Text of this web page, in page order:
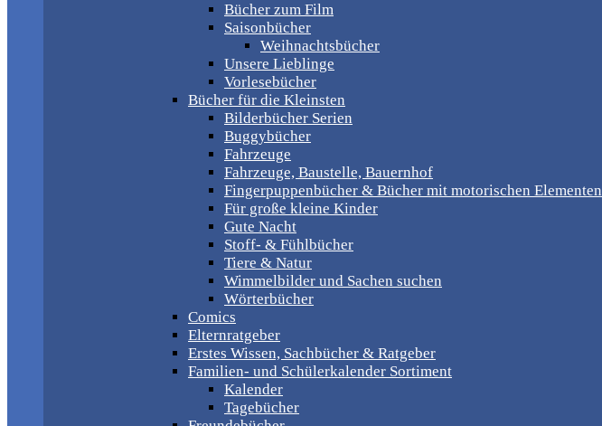
Bücher zum Film
Saisonbücher
Weihnachtsbücher
Unsere Lieblinge
Vorlesebücher
Bücher für die Kleinsten
Bilderbücher Serien
Buggybücher
Fahrzeuge
Fahrzeuge, Baustelle, Bauernhof
Fingerpuppenbücher & Bücher mit motorischen Elementen
Für große kleine Kinder
Gute Nacht
Stoff- & Fühlbücher
Tiere & Natur
Wimmelbilder und Sachen suchen
Wörterbücher
Comics
Elternratgeber
Erstes Wissen, Sachbücher & Ratgeber
Familien- und Schülerkalender Sortiment
Kalender
Tagebücher